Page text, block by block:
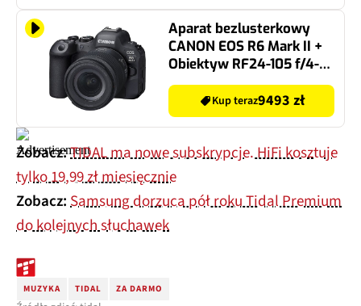
Aparat bezlusterkowy
CANON EOS R6 Mark II +
Obiektyw RF24-105 f/4-7.1
Frame, 24.2Mpix, 4K60
Kup teraz9493 zł
Zobacz:TIDAL ma nowe subskrypcje. HiFi kosztuje
tylko 19,99 zł miesięcznie
Zobacz: Samsung dorzuca pół roku Tidal Premium
do kolejnych słuchawek
MUZYKA TIDAL ZA DARMO